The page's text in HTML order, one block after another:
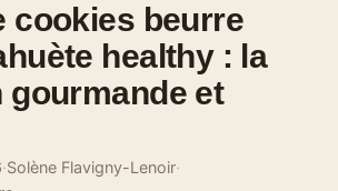
cookies beurre
healthy : la
gourmande et
·Solène Flavigny-Lenoir·